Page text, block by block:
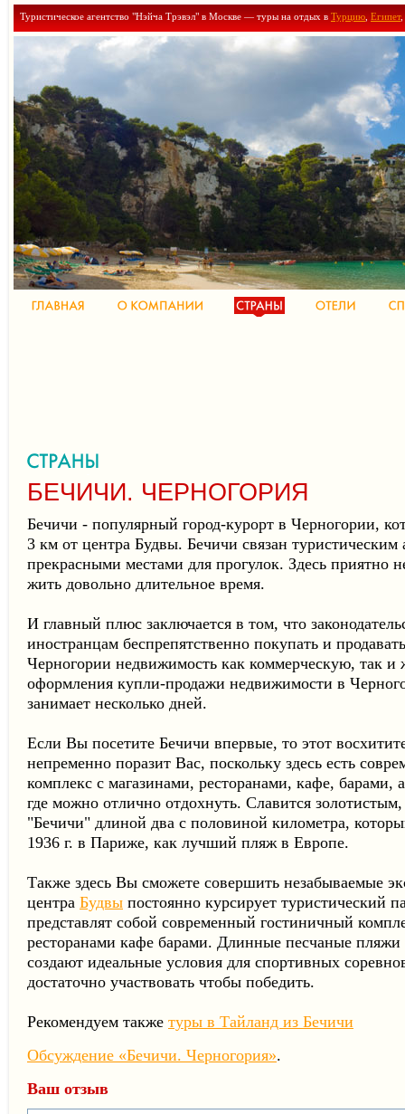
Туристическое агентство "Нэйча Трэвэл" в Москве — туры на отдых в Турцию Египет,
БЕЧИЧИ. ЧЕРНОГОРИЯ
Бечичи - популярный город-курорт в Черногории,
3 км от центра Будвы. Бечичи связан туристическим
прекрасными местами для прогулок. Здесь приятно
жить довольно длительное время.
И главный плюс заключается в том, что
иностранцам беспрепятственно покупать и
Черногории недвижимость как коммерческую, так
оформления купли-продажи недвижимости в
занимает несколько дней.
Если Вы посетите Бечичи впервые, то этот
непременно поразит Вас, поскольку здесь есть
комплекс с магазинами, ресторанами, кафе, барами,
где можно отлично отдохнуть. Славится
"Бечичи" длиной два с половиной километра,
1936 г. в Париже, как лучший пляж в Европе.
Также здесь Вы сможете совершить незабываемые
центра Будвы постоянно курсирует туристический
представлят собой современный гостиничный
ресторанами кафе барами. Длинные песчаные пляжи
создают идеальные условия для спортивных
достаточно участвовать чтобы победить.
Рекомендуем также туры в Тайланд из Бечичи
Обсуждение «Бечичи. Черногория».
Ваш отзыв